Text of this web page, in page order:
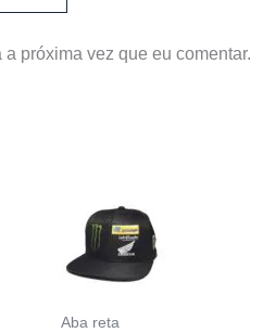
próxima vez que eu comentar.
Aba reta